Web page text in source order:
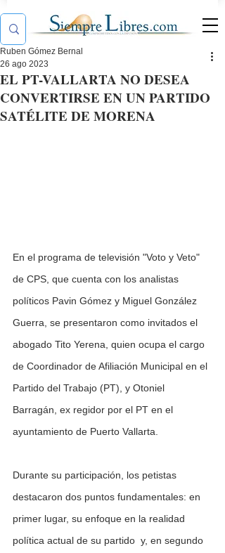
EL PT-VALLARTA NO DESEA
CONVERTIRSE EN UN PARTIDO
SATÉLITE DE MORENA
Ruben Gómez Bernal
26 ago 2023
En el programa de televisión "Voto y Veto"
de CPS, que cuenta con los analistas
políticos Pavin Gómez y Miguel González
Guerra, se presentaron como invitados el
abogado Tito Yerena, quien ocupa el cargo
de Coordinador de Afiliación Municipal en el
Partido del Trabajo (PT), y Otoniel
Barragán, ex regidor por el PT en el
ayuntamiento de Puerto Vallarta.
Durante su participación, los petistas
destacaron dos puntos fundamentales: en
primer lugar, su enfoque en la realidad
política actual de su partido  y, en segundo